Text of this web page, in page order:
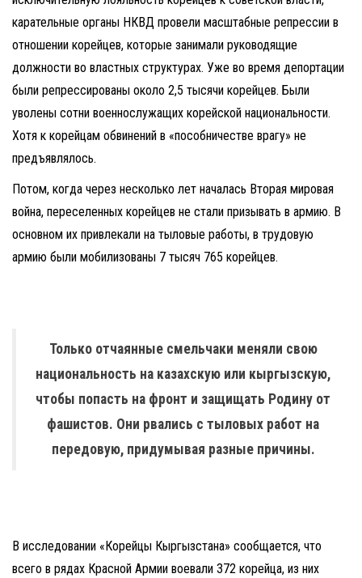
карательные органы НКВД провели масштабные репрессии в
отношении корейцев, которые занимали руководящие
должности во властных структурах. Уже во время депортации
были репрессированы около 2,5 тысячи корейцев. Были
уволены сотни военнослужащих корейской национальности.
Хотя к корейцам обвинений в «пособничестве врагу» не
предъявлялось.
Потом, когда через несколько лет началась Вторая мировая
война, переселенных корейцев не стали призывать в армию. В
основном их привлекали на тыловые работы, в трудовую
армию были мобилизованы 7 тысяч 765 корейцев.
Только отчаянные смельчаки меняли свою
национальность на казахскую или кыргызскую,
чтобы попасть на фронт и защищать Родину от
фашистов. Они рвались с тыловых работ на
передовую, придумывая разные причины.
В исследовании «Корейцы Кыргызстана» сообщается, что
всего в рядах Красной Армии воевали 372 корейца, из них